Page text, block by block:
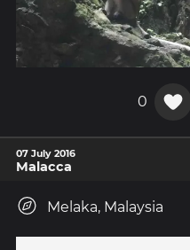
0
07 July 2016
Malacca
Melaka, Malaysia